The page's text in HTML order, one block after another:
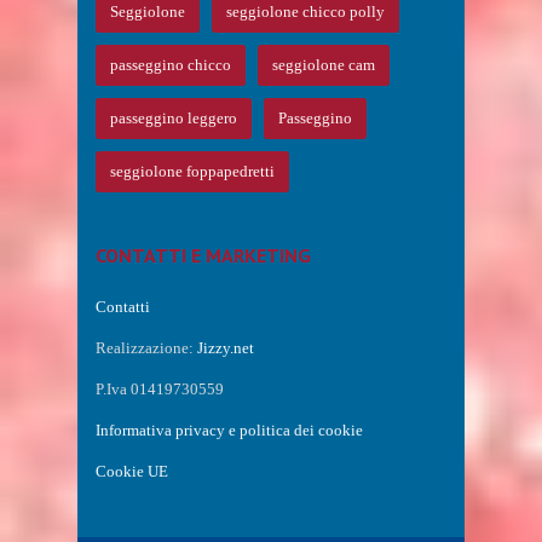
Seggiolone seggiolone chicco polly
passeggino chicco seggiolone cam
passeggino leggero Passeggino
seggiolone foppapedretti
CONTATTI E MARKETING
Contatti
Realizzazione: Jizzy.net
P.Iva 01419730559
Informativa privacy e politica dei cookie
Cookie UE